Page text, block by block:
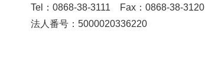
Tel：0868-38-3111 Fax：0868-38-3120
法人番号：5000020336220